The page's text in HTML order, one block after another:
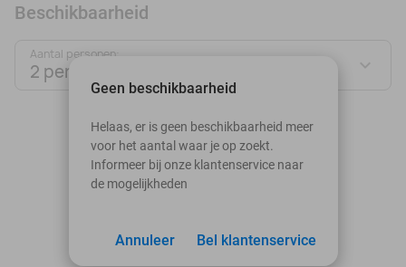
Beschikbaarheid
Aantal personen:
2 personen
augustus 2026
Ma
Di Wo Do Vr
4 5 6 7 8
Geen beschikbaarheid
Helaas, er is geen beschikbaarheid meer
voor het aantal waar je op zoekt.
Informeer bij onze klantenservice naar
de mogelijkheden
Bel klantenservice
Annuleer